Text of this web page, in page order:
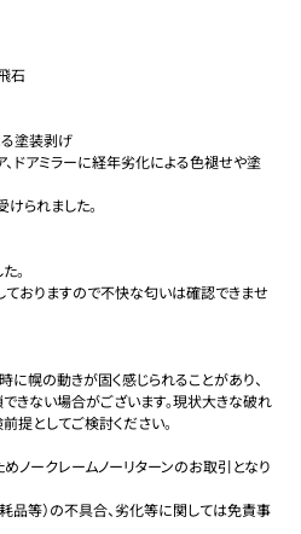
石
る塗装剥げ
、ドアミラーに経年劣化による色褪せや塗
けられました。
。
おりますので不快な匂いは確認できませ
に幌の動きが固く感じられることがあり、
きない場合がございます。現状大きな破れ
提としてご検討ください。
ークレームノーリターンのお取引となり
品等）の不具合、劣化等に関しては免責事